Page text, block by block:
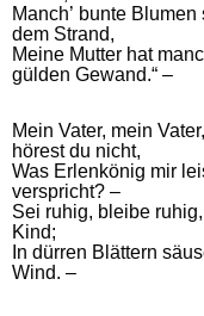
Manch’ bunte Blumen
dem Strand,
Meine Mutter hat
gülden Gewand.“ –
Mein Vater, mein
hörest du nicht,
Was Erlenkönig mir
verspricht? –
Sei ruhig, bleibe
Kind;
In dürren Blättern
Wind. –